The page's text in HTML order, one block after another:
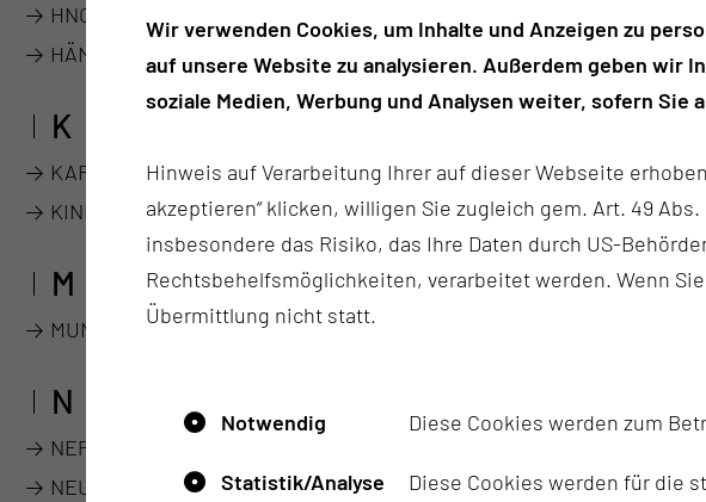
HNO-KRANKHEITEN, KOPF- & HALSCHIRURGIE
HÄMATOLOGIE, ONKOLOGIE, NEPHROLOGIE, DIABETOLOGIE &
K
KARDIOLOGIE, RHYTHMOLOGIE & ANGIOLOGIE (1.MED. KLINIK)
KINDER- UND JUGENDMEDIZIN
M
MUND-, KIEFER-, GESICHTS-, REKONSTRUKTIVE & PLASTISCHE
N
NEPHROLOGIE
NEUROCHIRURGIE
Wir verwenden Cookies, um Inhalte und Anzeigen zu
auf unsere Website zu analysieren. Außerdem geben wir
soziale Medien, Werbung und Analysen weiter, sofern Sie
Hinweis auf Verarbeitung Ihrer auf dieser Webseite
akzeptieren“ klicken, willigen Sie zugleich gem. Art. 49
insbesondere das Risiko, das Ihre Daten durch US-
Rechtsbehelfsmöglichkeiten, verarbeitet werden. Wenn
Übermittlung nicht statt.
Notwendig Diese Cookies werden zum
Statistik/Analyse
Diese Cookies werden für die